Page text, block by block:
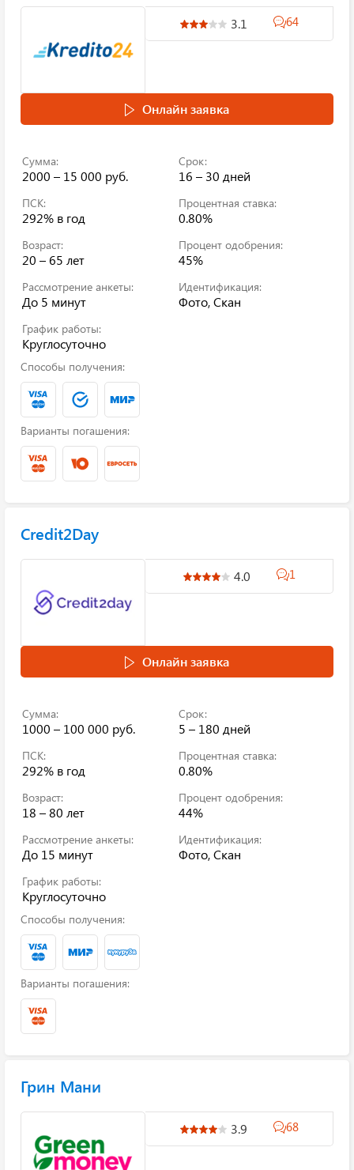
3.1 64
Онлайн заявка
Сумма:
2000 – 15 000 руб.
Срок:
16 – 30 дней
ПСК:
292% в год
Процентная ставка:
0.80%
Возраст:
20 – 65 лет
Процент одобрения:
45%
Рассмотрение анкеты:
До 5 минут
Идентификация:
Фото, Скан
График работы:
Круглосуточно
Способы получения:
Варианты погашения:
Credit2Day
4.0 1
Онлайн заявка
Сумма:
1000 – 100 000 руб.
Срок:
5 – 180 дней
ПСК:
292% в год
Процентная ставка:
0.80%
Возраст:
18 – 80 лет
Процент одобрения:
44%
Рассмотрение анкеты:
До 15 минут
Идентификация:
Фото, Скан
График работы:
Круглосуточно
Способы получения:
Варианты погашения:
Грин Мани
3.9 68